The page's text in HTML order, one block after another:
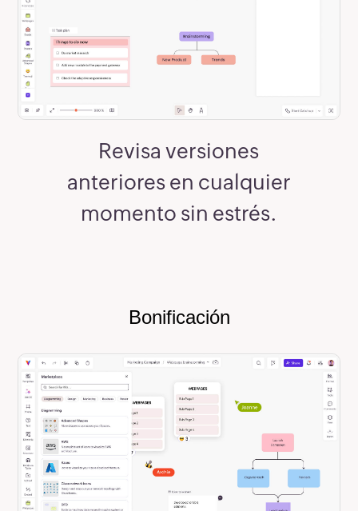
Revisa versiones
anteriores en cualquier
momento sin estrés.
Bonificación